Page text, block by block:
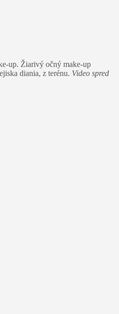
up. Žiarivý očný make-up
diania, z terénu. Video spred